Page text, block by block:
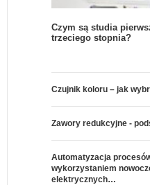
Czym są studia
trzeciego stopnia?
Czujnik koloru – jak
Zawory redukcyjne -
Automatyzacja
wykorzystaniem
elektrycznych…